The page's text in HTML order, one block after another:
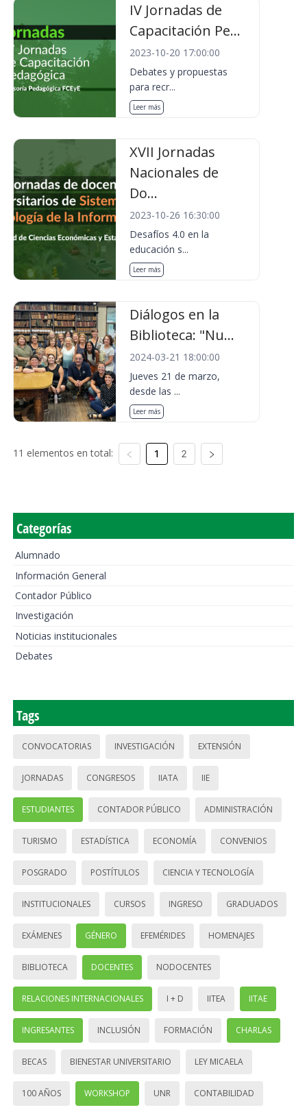
IV Jornadas de
Capacitación Pe...
2023-10-20 17:00:00
Debates y propuestas
para recr...
Leer más
XVII Jornadas
Nacionales de
Do...
2023-10-26 16:30:00
Desafíos 4.0 en la
educación s...
Leer más
Diálogos en la
Biblioteca: "Nu...
2024-03-21 18:00:00
Jueves 21 de marzo,
desde las ...
Leer más
11 elementos en total: 1 2
Categorías
Alumnado
Información General
Contador Público
Investigación
Noticias institucionales
Debates
Tags
CONVOCATORIAS INVESTIGACIÓN EXTENSIÓN
JORNADAS CONGRESOS IIATA IIE
ESTUDIANTES CONTADOR PÚBLICO ADMINISTRACIÓN
TURISMO ESTADÍSTICA ECONOMÍA CONVENIOS
POSGRADO POSTÍTULOS CIENCIA Y TECNOLOGÍA
INSTITUCIONALES CURSOS INGRESO GRADUADOS
EXÁMENES GÉNERO EFEMÉRIDES HOMENAJES
BIBLIOTECA DOCENTES NODOCENTES
RELACIONES INTERNACIONALES I + D IITEA IITAE
INGRESANTES INCLUSIÓN FORMACIÓN CHARLAS
BECAS BIENESTAR UNIVERSITARIO LEY MICAELA
100 AÑOS WORKSHOP UNR CONTABILIDAD